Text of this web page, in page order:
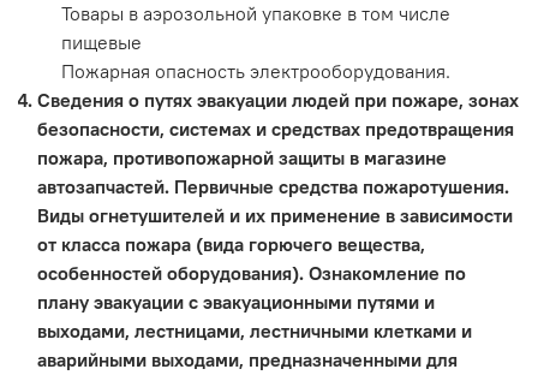
Товары в аэрозольной упаковке в том числе
пищевые
Пожарная опасность электрооборудования.
Сведения о путях эвакуации людей при пожаре, зонах
безопасности, системах и средствах предотвращения
пожара, противопожарной защиты в магазине
автозапчастей. Первичные средства пожаротушения.
Виды огнетушителей и их применение в зависимости
от класса пожара (вида горючего вещества,
особенностей оборудования). Ознакомление по
плану эвакуации с эвакуационными путями и
выходами, лестницами, лестничными клетками и
аварийными выходами, предназначенными для